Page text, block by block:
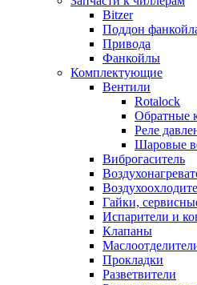
Bitzer
Поддон
Привода
Фанкойлы
Комплектующие
Вентили
Rotalock
Обратные
Реле
Шаровые
Виброгаситель
Гайки,
Испарители и
Клапаны
Прокладки
Разветвители